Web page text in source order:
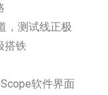
，测试线正极
搭铁
软件界面